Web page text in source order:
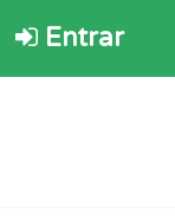
Entrar